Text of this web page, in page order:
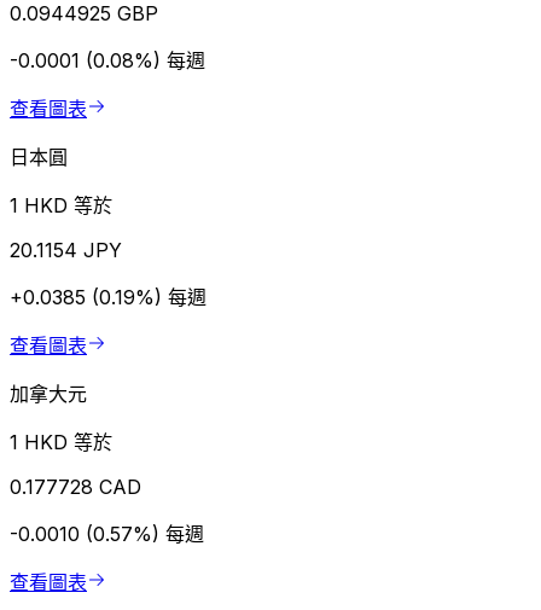
0.0944925 GBP
-0.0001 (0.08%) 每週
查看圖表
日本圓
1 HKD 等於
20.1154 JPY
+0.0385 (0.19%) 每週
查看圖表
加拿大元
1 HKD 等於
0.177728 CAD
-0.0010 (0.57%) 每週
查看圖表